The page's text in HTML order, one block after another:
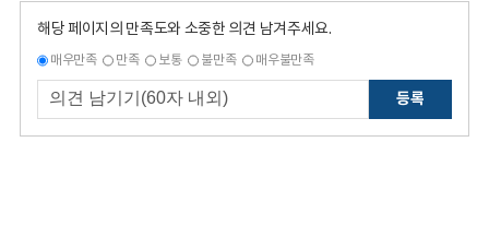
해당 페이지의 만족도와 소중한 의견 남겨주세요.
매우만족 만족 보통 불만족 매우불만족
등록